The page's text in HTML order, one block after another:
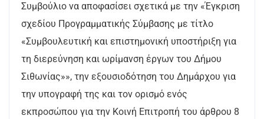
Συμβούλιο να αποφασίσει σχετικά με την «Έγκριση
σχεδίου Προγραμματικής Σύμβασης με τίτλο
«Συμβουλευτική και επιστημονική υποστήριξη για
τη διερεύνηση και ωρίμανση έργων του Δήμου
Σιθωνίας»», την εξουσιοδότηση του Δημάρχου για
την υπογραφή της και τον ορισμό ενός
εκπροσώπου για την Κοινή Επιτροπή του άρθρου 8